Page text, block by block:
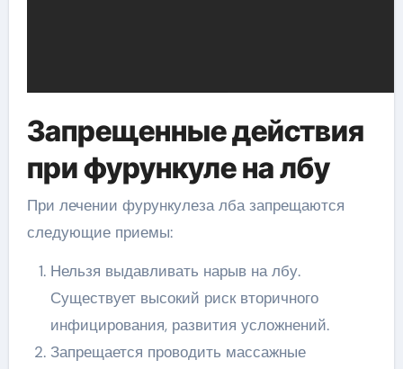
Запрещенные действия
при фурункуле на лбу
При лечении фурункулеза лба запрещаются
следующие приемы:
Нельзя выдавливать нарыв на лбу.
Существует высокий риск вторичного
инфицирования, развития усложнений.
Запрещается проводить массажные